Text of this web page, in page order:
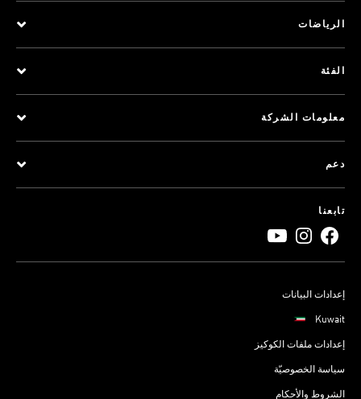
الرياضات
الفئة
معلومات الشركة
دعم
تابعنا
إعدادات البيانات
Kuwait
إعدادات ملفات الكوكيز
سياسة الخصوصيّة
الشروط والأحكام